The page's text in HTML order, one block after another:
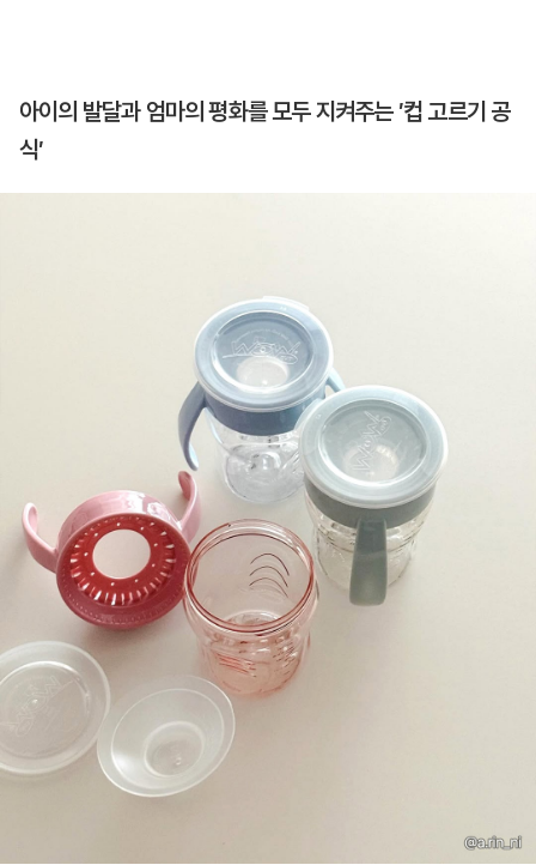
아이의 발달과 엄마의 평화를 모두 지켜주는 ′컵 고르기 공
식′